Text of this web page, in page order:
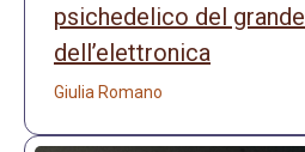
psichedelico del
dell’elettronica
Giulia Romano